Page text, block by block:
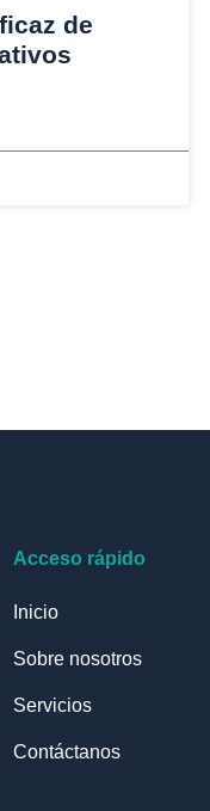
de
Acceso rápido
Inicio
Sobre nosotros
Servicios
Contáctanos